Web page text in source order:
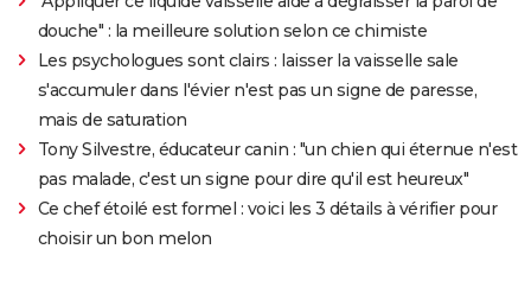
douche" : la meilleure solution selon ce chimiste
Les psychologues sont clairs : laisser la vaisselle sale
s'accumuler dans l'évier n'est pas un signe de paresse,
mais de saturation
Tony Silvestre, éducateur canin : "un chien qui éternue n'est
pas malade, c'est un signe pour dire qu'il est heureux"
Ce chef étoilé est formel : voici les 3 détails à vérifier pour
choisir un bon melon